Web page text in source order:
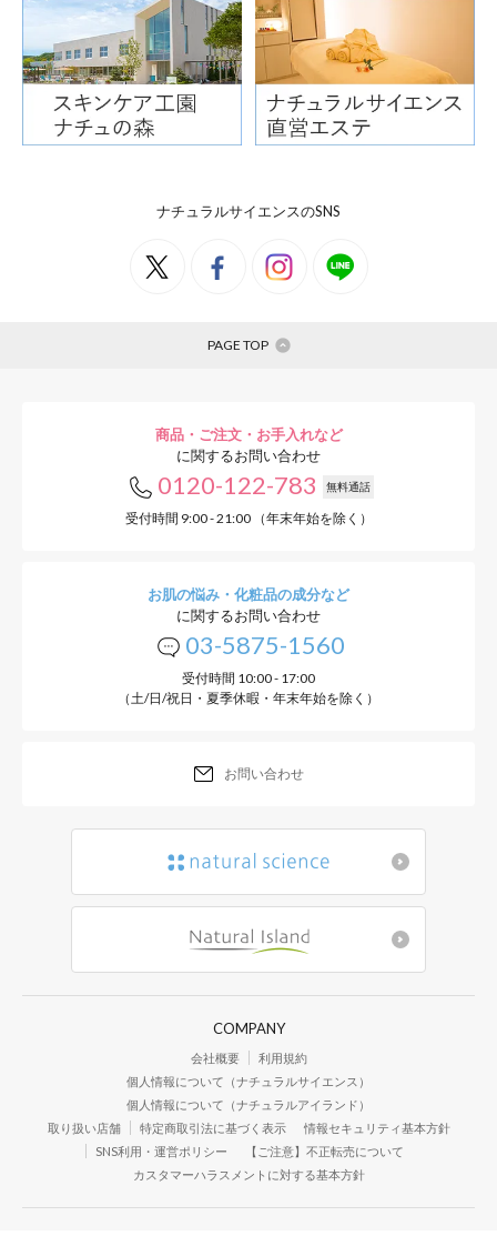
ナチュラルサイエンスのSNS
PAGE TOP
商品・ご注文・お手入れなど
に関するお問い合わせ
0120-122-783 無料通話
受付時間 9:00 - 21:00 （年末年始を除く）
お肌の悩み・化粧品の成分など
に関するお問い合わせ
03-5875-1560
受付時間 10:00 - 17:00
（土/日/祝日・夏季休暇・年末年始を除く）
お問い合わせ
COMPANY
会社概要
利用規約
個人情報について（ナチュラルサイエンス）
個人情報について（ナチュラルアイランド）
取り扱い店舗
特定商取引法に基づく表示
情報セキュリティ基本方針
SNS利用・運営ポリシー
【ご注意】不正転売について
カスタマーハラスメントに対する基本方針